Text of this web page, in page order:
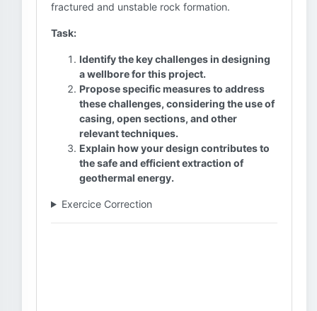
fractured and unstable rock formation.
Task:
Identify the key challenges in designing
a wellbore for this project.
Propose specific measures to address
these challenges, considering the use of
casing, open sections, and other
relevant techniques.
Explain how your design contributes to
the safe and efficient extraction of
geothermal energy.
Exercice Correction